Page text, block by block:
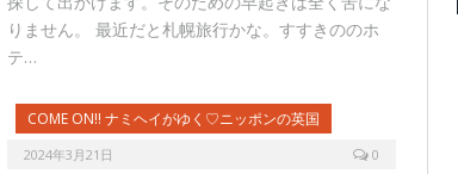
りません。 最近だと札幌旅行かな。すすきののホ
テ…
COME ON!! ナミヘイがゆく♡ニッポンの英国
2024年3月21日 0